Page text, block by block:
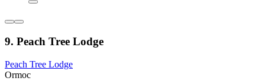
9. Peach Tree Lodge
Peach Tree Lodge
Ormoc